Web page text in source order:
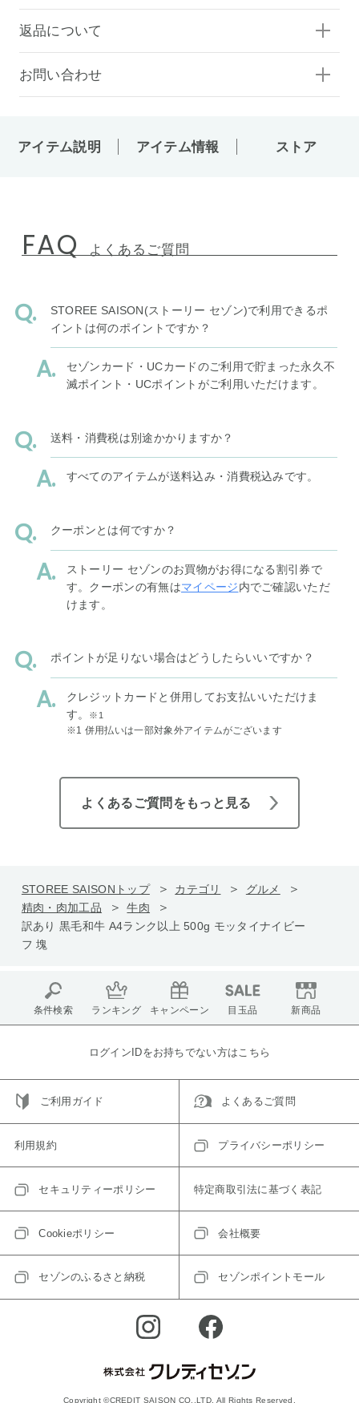
返品について
お問い合わせ
アイテム説明 アイテム情報 ストア
FAQ よくあるご質問
STOREE SAISON(ストーリー セゾン)で利用できるポ
イントは何のポイントですか？
セゾンカード・UCカードのご利用で貯まった永久不
滅ポイント・UCポイントがご利用いただけます。
送料・消費税は別途かかりますか？
すべてのアイテムが送料込み・消費税込みです。
クーポンとは何ですか？
ストーリー セゾンのお買物がお得になる割引券で
す。クーポンの有無はマイページ内でご確認いただ
けます。
ポイントが足りない場合はどうしたらいいですか？
クレジットカードと併用してお支払いいただけま
す。
※1
※1 併用払いは一部対象外アイテムがございます
よくあるご質問をもっと見る
STOREE SAISONトップ カテゴリ
グルメ
精肉・肉加工品
牛肉
訳あり 黒毛和牛 A4ランク以上 500g モッタイナイビー
フ 塊
条件検索 ランキング キャンペーン 目玉品 新商品
ログインIDをお持ちでない方はこちら
ご利用ガイド よくあるご質問
利用規約 プライバシーポリシー
セキュリティーポリシー 特定商取引法に基づく表記
Cookieポリシー 会社概要
セゾンのふるさと納税 セゾンポイントモール
Copyright ©CREDIT SAISON CO.,LTD. All Rights Reserved.